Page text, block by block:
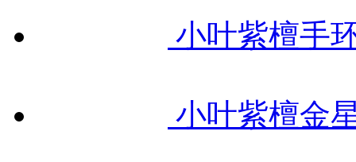
小叶紫檀手
小叶紫檀金